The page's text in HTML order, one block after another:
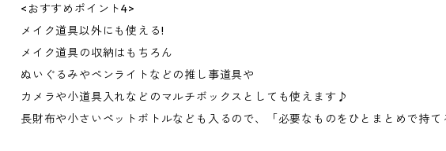
<おすすめポイント4>
メイク道具以外にも使える!
メイク道具の収納はもちろん
ぬいぐるみやペンライトなどの推し事道具や
カメラや小道具入れなどのマルチボックスとしても使えます♪
長財布や小さいペットボトルなども入るので、「必要なものをひとまとめで持て